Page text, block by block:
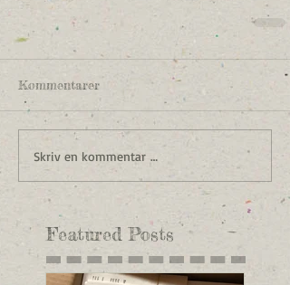
Kommentarer
Skriv en kommentar …
Featured Posts